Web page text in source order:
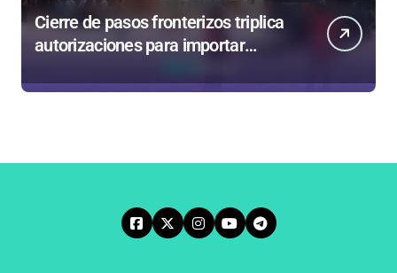
Cierre de pasos fronterizos triplica
autorizaciones para importar